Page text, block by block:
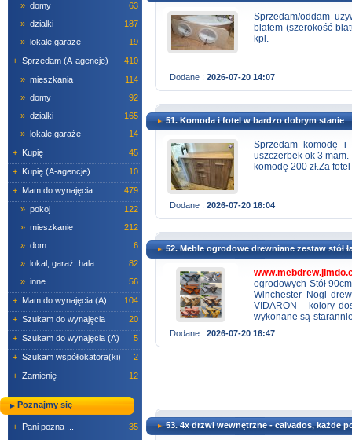
» domy
63
» dzialki
187
» lokale,garaże
19
+ Sprzedam (A-agencje)
410
» mieszkania
114
» domy
92
» dzialki
165
» lokale,garaże
14
+ Kupię
45
+ Kupię (A-agencje)
10
+ Mam do wynajęcia
479
» pokoj
122
» mieszkanie
212
» dom
6
» lokal, garaż, hala
82
» inne
56
+ Mam do wynajęcia (A)
104
+ Szukam do wynajęcia
20
+ Szukam do wynajęcia (A)
5
+ Szukam współlokatora(ki)
2
+ Zamienię 12
Poznajmy się
+ Pani pozna ...
35
Sprzedam/oddam
blatem (szerokość
kpl.
Dodane : 2026-07-20 14:07
51. Komoda i fotel w bardzo dobrym stanie
Sprzedam komodę i
uszczerbek ok 3
komodę 200 zł.Za
Dodane : 2026-07-20 16:04
52. Meble ogrodowe drewniane zestaw stół
ogrodowych Stół
Winchester Nogi
VIDARON - kolory
wykonane są
drewno
mebli ogrodowych
internetową :
Dodane : 2026-07-20 16:47
53. 4x drzwi wewnętrzne - calvados, każde